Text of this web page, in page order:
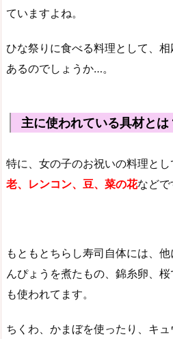
ていますよね。
ひな祭りに食べる料理として、
あるのでしょうか…。
主に使われている具材とは
特に、女の子のお祝いの料理とし
老、レンコン、豆、菜の花などで
もともとちらし寿司自体には、
んぴょうを煮たもの、錦糸卵、
も使われてます。
ちくわ、かまぼを使ったり、キ